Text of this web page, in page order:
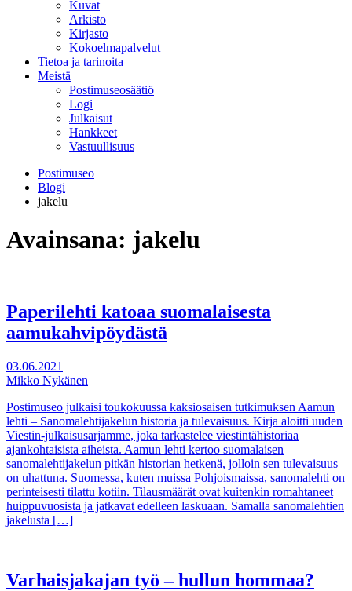
Kuvat
Arkisto
Kirjasto
Kokoelmapalvelut
Tietoa ja tarinoita
Meistä
Postimuseosäätiö
Logi
Julkaisut
Hankkeet
Vastuullisuus
Postimuseo
Blogi
jakelu
Avainsana: jakelu
Paperilehti katoaa suomalaisesta
aamukahvipöydästä
03.06.2021
Mikko Nykänen
Postimuseo julkaisi toukokuussa kaksiosaisen tutkimuksen Aamun
lehti – Sanomalehtijakelun historia ja tulevaisuus. Kirja aloitti uuden
Viestin-julkaisusarjamme, joka tarkastelee viestintähistoriaa
ajankohtaisista aiheista. Aamun lehti kertoo suomalaisen
sanomalehtijakelun pitkän historian hetkenä, jolloin sen tulevaisuus
on uhattuna. Suomessa, kuten muissa Pohjoismaissa, sanomalehti on
perinteisesti tilattu kotiin. Tilausmäärät ovat kuitenkin romahtaneet
huippuvuosista ja jatkavat edelleen laskuaan. Samalla sanomalehtien
jakelusta […]
Varhaisjakajan työ – hullun hommaa?